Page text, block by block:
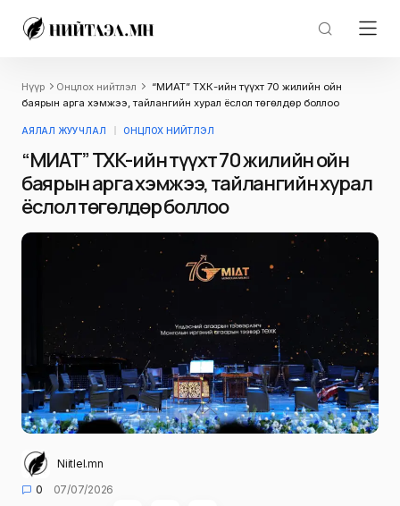
Нүүр Онцлох нийтлэл
“МИАТ” ТӨХК-ийн түүхт 70 жилийн ойн
баярын арга хэмжээ, тайлангийн хурал ёслол төгөлдөр боллоо
АЯЛАЛ ЖУУЧЛАЛ ОНЦЛОХ НИЙТЛЭЛ
“МИАТ” ТӨХК-ийн түүхт 70 жилийн ойн
баярын арга хэмжээ, тайлангийн хурал
ёслол төгөлдөр боллоо
Niitlel.mn
0
07/07/2026